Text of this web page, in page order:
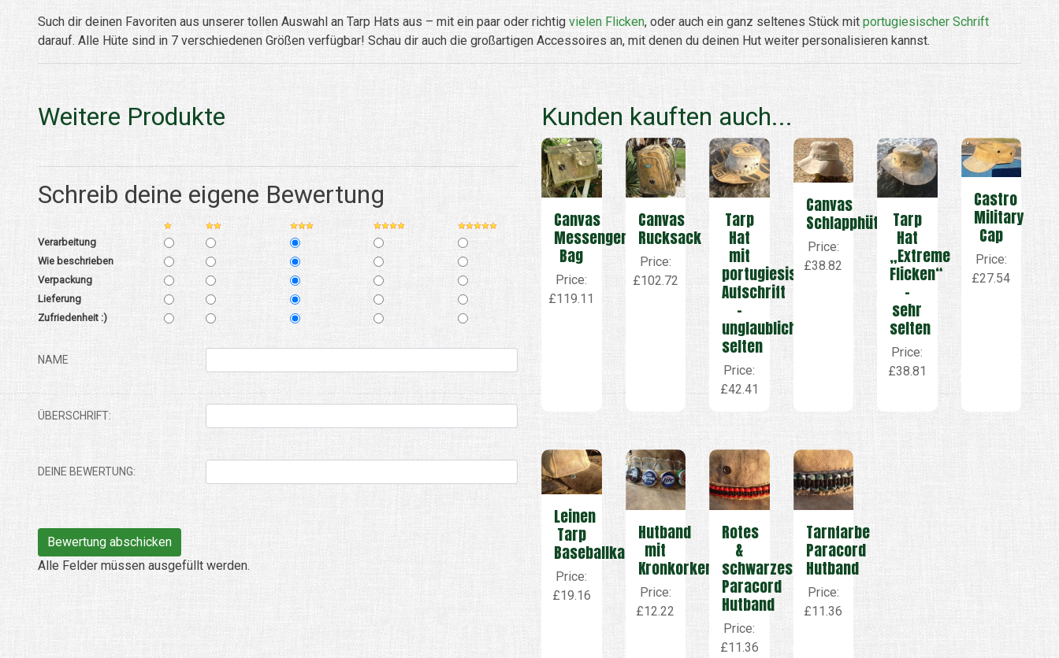
Such dir deinen Favoriten aus unserer tollen Auswahl an Tarp Hats aus – mit ein paar oder richtig vielen Flicken, oder auch ein ganz seltenes Stück mit portugiesischer Schrift
darauf. Alle Hüte sind in 7 verschiedenen Größen verfügbar! Schau dir auch die großartigen Accessoires an, mit denen du deinen Hut weiter personalisieren kannst.
Weitere Produkte
Schreib deine eigene Bewertung
Verarbeitung
Wie beschrieben
Verpackung
Lieferung
Zufriedenheit :)
NAME
ÜBERSCHRIFT:
DEINE BEWERTUNG:
Alle Felder müssen ausgefüllt werden.
Kunden kauften auch...
Canvas
Messenger
Bag
Price:
£119.11
Canvas
Rucksack
Price:
£102.72
Tarp
Hat
mit
portugiesischer
Aufschrift
–
unglaublich
selten
Price:
£42.41
Canvas
Schlapphüte
Price:
£38.82
Tarp
Hat
„Extreme
Flicken“
–
sehr
selten
Price:
£38.81
Castro
Military
Cap
Price:
£27.54
Leinen
Tarp
Baseballkappe
Price:
£19.16
Hutband
mit
Kronkorken
Price:
£12.22
Rotes
&
schwarzes
Paracord
Hutband
Price:
£11.36
Tarnfarbe
Paracord
Hutband
Price:
£11.36